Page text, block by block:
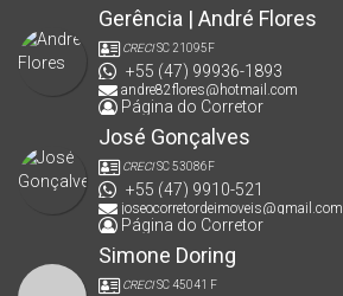
Gerência | André Flores
CRECISC 21095F
+55 (47) 99936-1893
andre82flores@hotmail.com
Página do Corretor
José Gonçalves
CRECISC 53086F
+55 (47) 9910-521
joseocorretordeimoveis@gmail.com
Página do Corretor
Simone Doring
CRECISC 45041 F